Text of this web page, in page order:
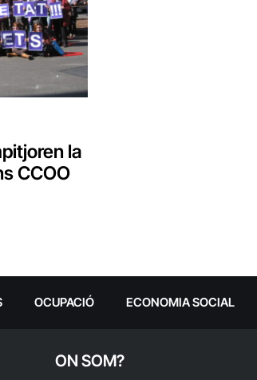
la
CCOO
OCUPACIÓ ECONOMIA SOCIAL
ON SOM?